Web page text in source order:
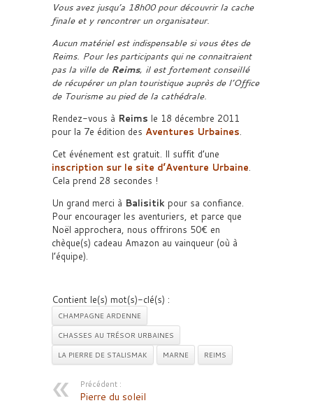
Vous avez jusqu’a 18h00 pour découvrir la cache
finale et y rencontrer un organisateur.
Aucun matériel est indispensable si vous êtes de
Reims. Pour les participants qui ne connaitraient
pas la ville de Reims, il est fortement conseillé
de récupérer un plan touristique auprès de l’Office
de Tourisme au pied de la cathédrale.
Rendez-vous à Reims le 18 décembre 2011
pour la 7e édition des Aventures Urbaines.
Cet événement est gratuit. Il suffit d’une
inscription sur le site d’Aventure Urbaine.
Cela prend 28 secondes !
Un grand merci à Balisitik pour sa confiance.
Pour encourager les aventuriers, et parce que
Noël approchera, nous offrirons 50€ en
chèque(s) cadeau Amazon au vainqueur (où à
l’équipe).
Contient le(s) mot(s)-clé(s) :
CHAMPAGNE ARDENNE
CHASSES AU TRÉSOR URBAINES
LA PIERRE DE STALISMAK
MARNE REIMS
Précédent :
Pierre du soleil